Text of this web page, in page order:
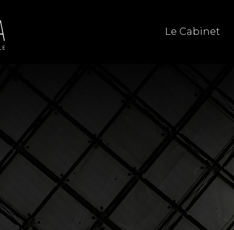
Le Cabinet